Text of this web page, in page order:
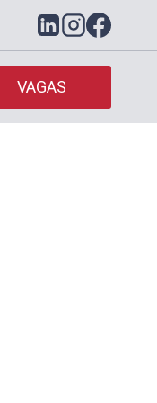
VAGAS